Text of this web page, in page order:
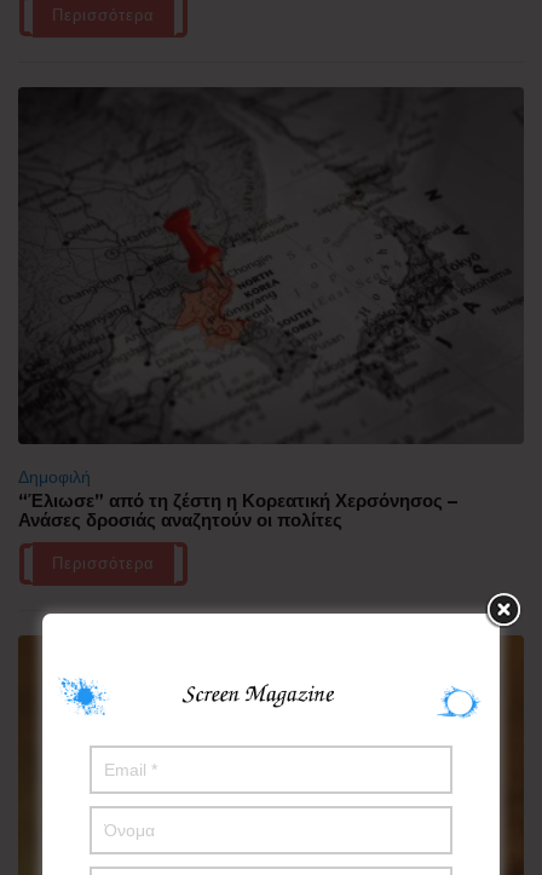
Περισσότερα
Δημοφιλή
“Έλιωσε” από τη ζέστη η Κορεατική Χερσόνησος –
Ανάσες δροσιάς αναζητούν οι πολίτες
Περισσότερα